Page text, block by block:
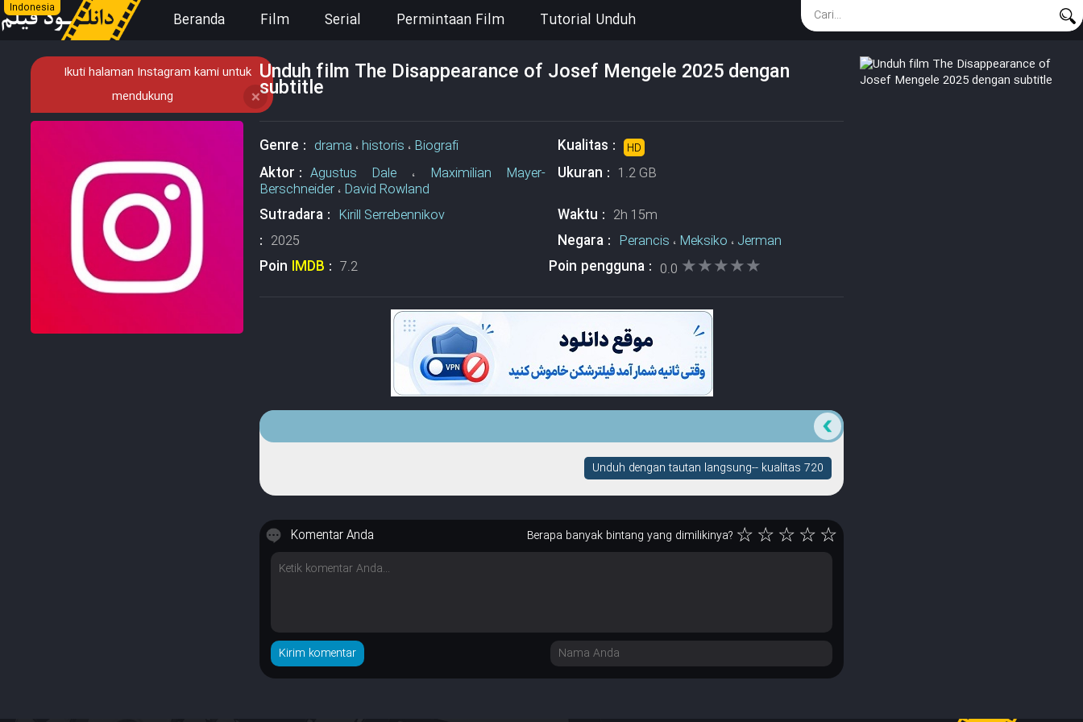
Indonesia
Beranda Film Serial Permintaan Film Tutorial Unduh
Ikuti halaman Instagram kami untuk
mendukung
❌
Unduh film The Disappearance of Josef Mengele 2025 dengan
subtitle
Genre : drama ،historis ، Biografi Kualitas : HD
Aktor : Agustus Dale ، Maximilian Mayer-
Berschneider، David Rowland
Ukuran : 1.2 GB
Sutradara : Kirill Serrebennikov Waktu : 2h 15m
: 2025 Negara : Perancis ، Meksiko ، Jerman
Poin IMDB : 7.2 Poin pengguna : 0.0 ★★★★★
★★★★★
Unduh dengan tautan langsung-- kualitas 720
Komentar Anda Berapa banyak bintang yang dimilikinya? ☆☆☆☆☆